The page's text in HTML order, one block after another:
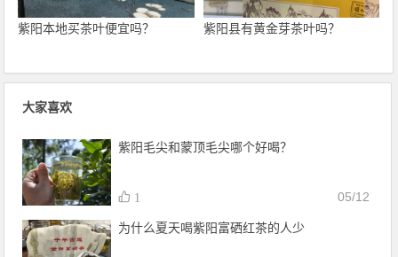
紫阳本地买茶叶便宜吗？ 紫阳县有黄金芽茶叶吗？
大家喜欢
紫阳毛尖和蒙顶毛尖哪个好喝？
1 05/12
为什么夏天喝紫阳富硒红茶的人少